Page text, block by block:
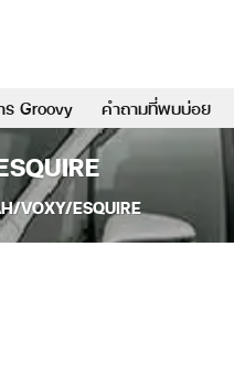
ร Groovy คำถามที่พบบ่อย
VOXY/ESQUIRE